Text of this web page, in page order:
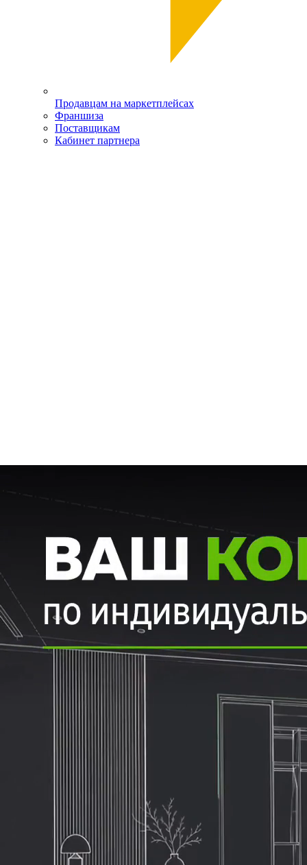
Продавцам на маркетплейсах
Франшиза
Поставщикам
Кабинет партнера